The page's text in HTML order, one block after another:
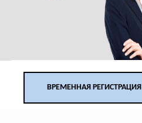
ВРЕМЕННАЯ РЕГИСТРАЦИЯ